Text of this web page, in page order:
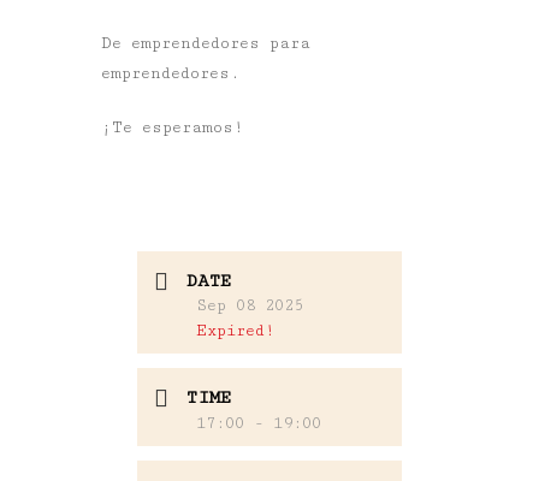
De emprendedores para
emprendedores.
¡Te esperamos!
DATE
Sep 08 2025
Expired!
TIME
17:00 - 19:00